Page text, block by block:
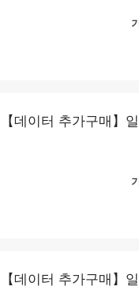
【데이터 추가구매】
【데이터 추가구매】